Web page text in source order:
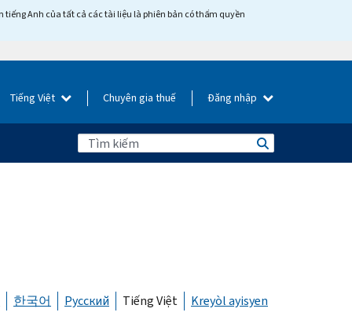
tiếng Anh của tất cả các tài liệu là phiên bản có thẩm quyền
Tiếng Việt Chuyên gia thuế Đăng nhập
한국어 Русский Tiếng Việt Kreyòl ayisyen